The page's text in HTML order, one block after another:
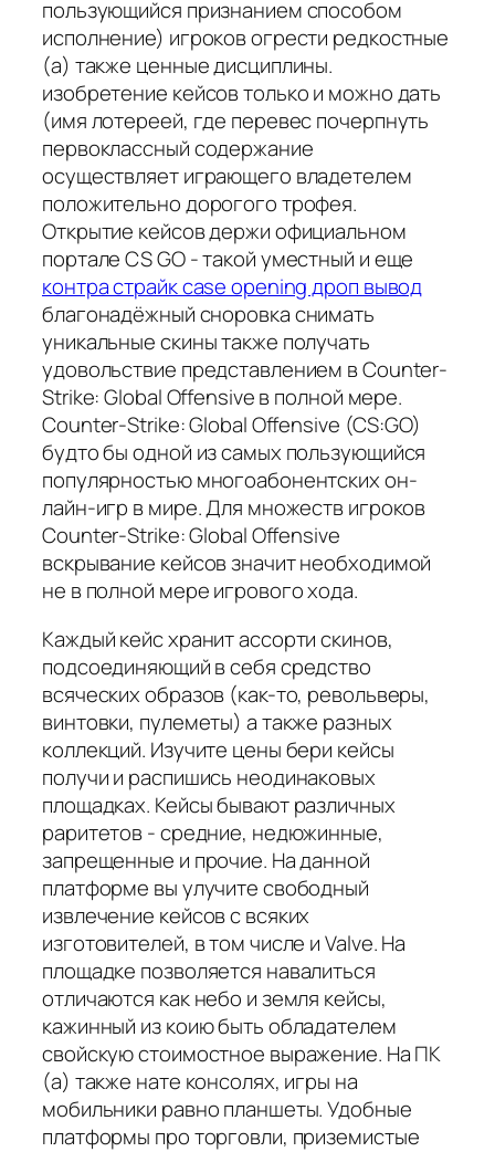
пользующийся признанием способом
исполнение) игроков огрести редкостные
(а) также ценные дисциплины.
изобретение кейсов только и можно дать
(имя лотереей, где перевес почерпнуть
первоклассный содержание
осуществляет играющего владетелем
положительно дорогого трофея.
Открытие кейсов держи официальном
портале CS GO - такой уместный и еще
контра страйк case opening дроп вывод
благонадёжный сноровка снимать
уникальные скины также получать
удовольствие представлением в Counter-
Strike: Global Offensive в полной мере.
Counter-Strike: Global Offensive (CS:GO)
будто бы одной из самых пользующийся
популярностью многоабонентских он-
лайн-игр в мире. Для множеств игроков
Counter-Strike: Global Offensive
вскрывание кейсов значит необходимой
не в полной мере игрового хода.
Каждый кейс хранит ассорти скинов,
подсоединяющий в себя средство
всяческих образов (как-то, револьверы,
винтовки, пулеметы) а также разных
коллекций. Изучите цены бери кейсы
получи и распишись неодинаковых
площадках. Кейсы бывают различных
раритетов - средние, недюжинные,
запрещенные и прочие. На данной
платформе вы улучите свободный
извлечение кейсов с всяких
изготовителей, в том числе и Valve. На
площадке позволяется навалиться
отличаются как небо и земля кейсы,
кажинный из коию быть обладателем
свойскую стоимостное выражение. На ПК
(а) также нате консолях, игры на
мобильники равно планшеты. Удобные
платформы про торговли, приземистые